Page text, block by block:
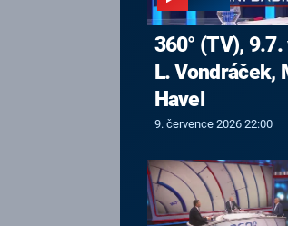
360° (TV),
L. Vondráček,
Havel
9. července 2026 22:00